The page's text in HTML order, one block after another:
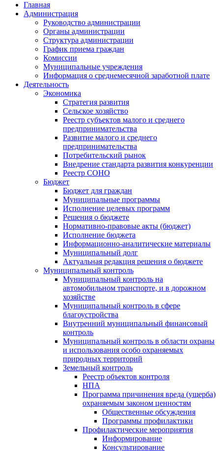
Главная
Администрация
Руководство администрации
Органы администрации
Структура администрации
График приема граждан
Комиссии
Муниципальные учреждения
Информация о среднемесячной заработной плате
Деятельность
Экономика
Стратегия развития
Сельское хозяйство
Реестр субъектов малого и среднего
предпринимательства
Развитие малого и среднего
предпринимательства
Потребительский рынок
Внедрение стандарта развития конкуренции
Реестр СОНО
Бюджет
Бюджет для граждан
Муниципальные программы
Исполнение целевых программ
Решения о бюджете
Нормативно-правовые акты (бюджет)
Исполнение бюджета
Информационно-аналитические материалы
Муниципальный долг
Актуальная редакция решения о бюджете
Муниципальный контроль
Муниципальный контроль на
автомобильном транспорте, и в дорожном
хозяйстве
Муниципальный контроль в сфере
благоустройства
Внутренний муниципальный финансовый
контроль
Муниципальный контроль в области охраны
и использования особо охраняемых
природных территорий
Земельный контроль
Реестр объектов контроля
НПА
Программа причинения вреда (ущерба)
охраняемым законом ценностям
Общественные обсуждения
Программы профилактики
Профилактические мероприятия
Информирование
Консультирование